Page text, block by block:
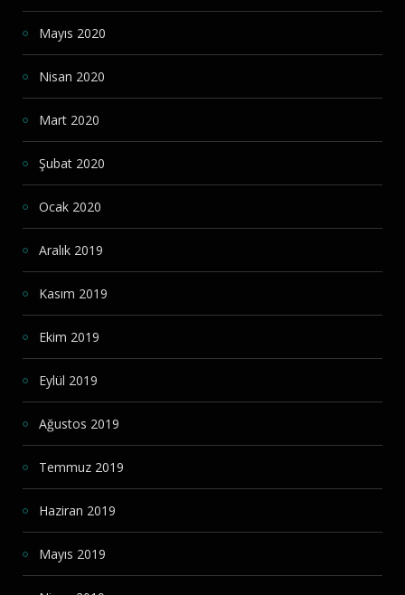
Mayıs 2020
Nisan 2020
Mart 2020
Şubat 2020
Ocak 2020
Aralık 2019
Kasım 2019
Ekim 2019
Eylül 2019
Ağustos 2019
Temmuz 2019
Haziran 2019
Mayıs 2019